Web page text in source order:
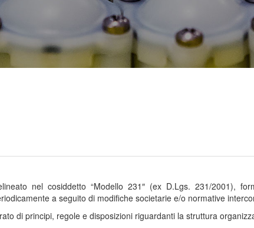
nel cosiddetto “Modello 231″ (ex D.Lgs. 231/2001),
a seguito di modifiche societarie e/o normative
di principi, regole e disposizioni riguardanti la struttura